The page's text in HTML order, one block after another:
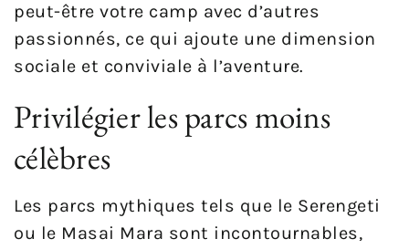
peut-être votre camp avec d’autres
passionnés, ce qui ajoute une dimension
sociale et conviviale à l’aventure.
Privilégier les parcs moins
célèbres
Les parcs mythiques tels que le Serengeti
ou le Masai Mara sont incontournables,